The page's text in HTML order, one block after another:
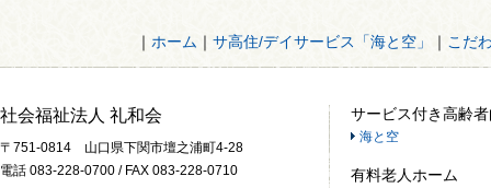
｜ ホーム ｜ サ高住/デイサービス「海と空」 ｜ こだ
社会福祉法人 礼和会
〒751-0814 山口県下関市壇之浦町4-28
電話 083-228-0700 / FAX 083-228-0710
サービス付き高齢
海と空
有料老人ホーム